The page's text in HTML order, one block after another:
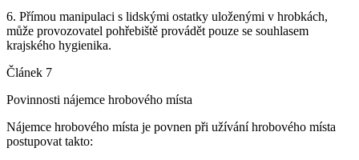
6. Přímou manipulaci s lidskými ostatky uloženými v hrobkách,
může provozovatel pohřebiště provádět pouze se souhlasem
krajského hygienika.
Článek 7
Povinnosti nájemce hrobového místa
Nájemce hrobového místa je povnen při užívání hrobového místa
postupovat takto: